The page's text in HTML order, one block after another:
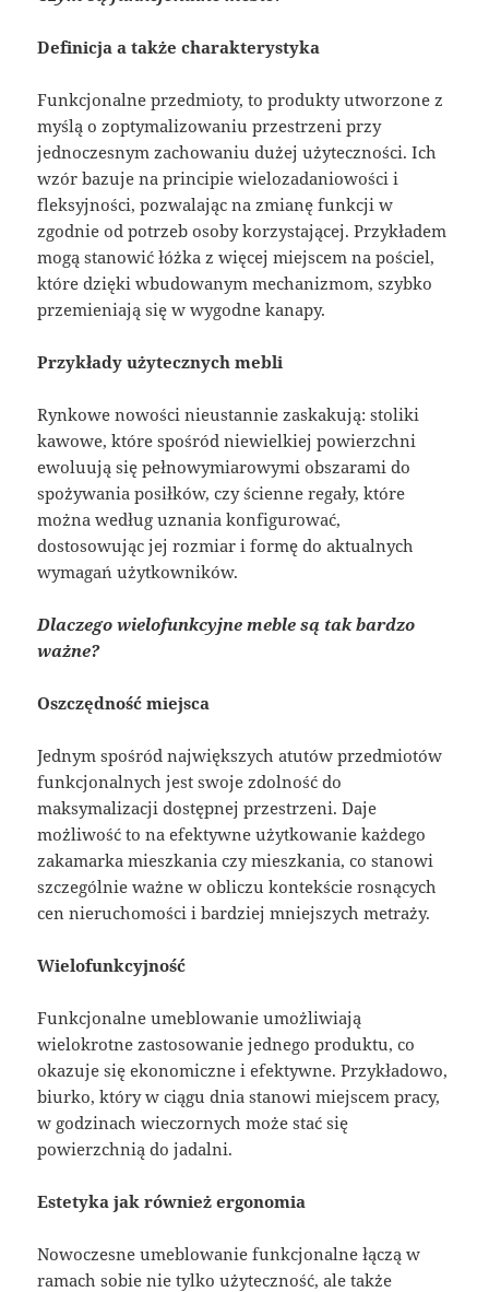
Definicja a także charakterystyka
Funkcjonalne przedmioty, to produkty utworzone z
myślą o zoptymalizowaniu przestrzeni przy
jednoczesnym zachowaniu dużej użyteczności. Ich
wzór bazuje na principie wielozadaniowości i
fleksyjności, pozwalając na zmianę funkcji w
zgodnie od potrzeb osoby korzystającej. Przykładem
mogą stanowić łóżka z więcej miejscem na pościel,
które dzięki wbudowanym mechanizmom, szybko
przemieniają się w wygodne kanapy.
Przykłady użytecznych mebli
Rynkowe nowości nieustannie zaskakują: stoliki
kawowe, które spośród niewielkiej powierzchni
ewoluują się pełnowymiarowymi obszarami do
spożywania posiłków, czy ścienne regały, które
można według uznania konfigurować,
dostosowując jej rozmiar i formę do aktualnych
wymagań użytkowników.
Dlaczego wielofunkcyjne meble są tak bardzo
ważne?
Oszczędność miejsca
Jednym spośród największych atutów przedmiotów
funkcjonalnych jest swoje zdolność do
maksymalizacji dostępnej przestrzeni. Daje
możliwość to na efektywne użytkowanie każdego
zakamarka mieszkania czy mieszkania, co stanowi
szczególnie ważne w obliczu kontekście rosnących
cen nieruchomości i bardziej mniejszych metraży.
Wielofunkcyjność
Funkcjonalne umeblowanie umożliwiają
wielokrotne zastosowanie jednego produktu, co
okazuje się ekonomiczne i efektywne. Przykładowo,
biurko, który w ciągu dnia stanowi miejscem pracy,
w godzinach wieczornych może stać się
powierzchnią do jadalni.
Estetyka jak również ergonomia
Nowoczesne umeblowanie funkcjonalne łączą w
ramach sobie nie tylko użyteczność, ale także